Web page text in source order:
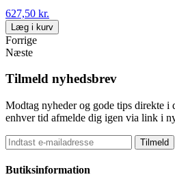
627,50 kr.
Læg i kurv
Forrige
Næste
Tilmeld nyhedsbrev
Modtag nyheder og gode tips direkte
enhver tid afmelde dig igen via link i
Tilmeld
Butiksinformation